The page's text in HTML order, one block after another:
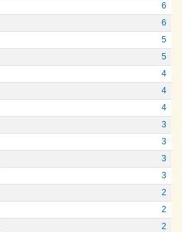
6
6
5
5
4
4
4
3
3
3
3
2
2
2